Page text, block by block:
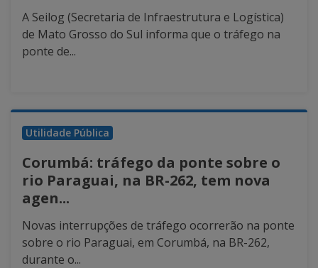
A Seilog (Secretaria de Infraestrutura e Logística)
de Mato Grosso do Sul informa que o tráfego na
ponte de...
Utilidade Pública
Corumbá: tráfego da ponte sobre o
rio Paraguai, na BR-262, tem nova
agen...
Novas interrupções de tráfego ocorrerão na ponte
sobre o rio Paraguai, em Corumbá, na BR-262,
durante o...